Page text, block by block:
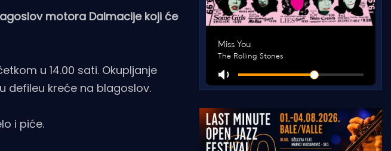
motora Dalmacije koji će
u 14.00 sati. Okupljanje
defileu kreće na blagoslov.
i piće.